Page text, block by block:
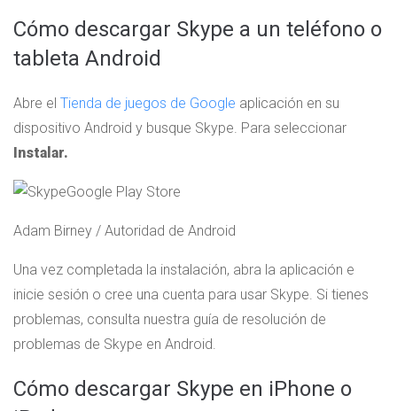
Cómo descargar Skype a un teléfono o
tableta Android
Abre el Tienda de juegos de Google aplicación en su
dispositivo Android y busque Skype. Para seleccionar
Instalar.
Adam Birney / Autoridad de Android
Una vez completada la instalación, abra la aplicación e
inicie sesión o cree una cuenta para usar Skype. Si tienes
problemas, consulta nuestra guía de resolución de
problemas de Skype en Android.
Cómo descargar Skype en iPhone o